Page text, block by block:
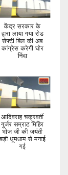
केंद्र सरकार के
द्वारा लाया गया रोड
सेफ्टी बिल की अब
कांग्रेस करेगी घोर
निंदा
आदिवराह चक्रवर्ती
गुर्जर सम्राट मिहिर
भोज जी की जयंती
धूमधाम से मनाई
गई